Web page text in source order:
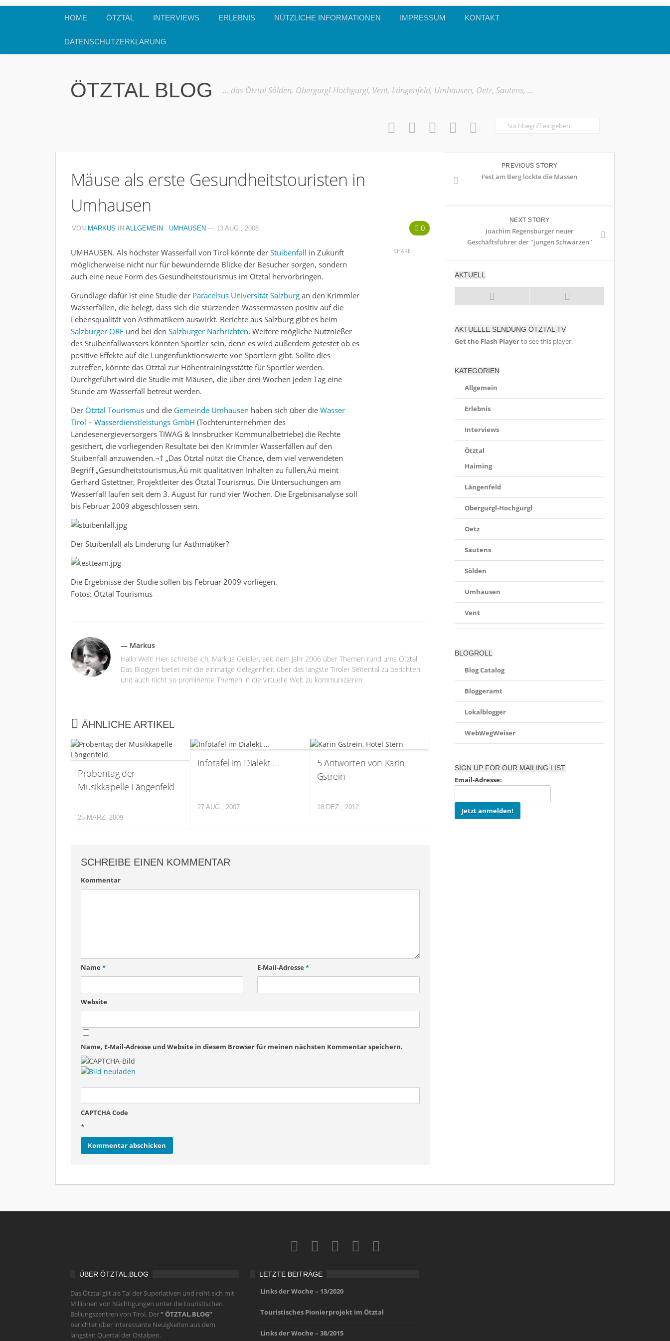
HOME ÖTZTAL INTERVIEWS ERLEBNIS NÜTZLICHE INFORMATIONEN IMPRESSUM KONTAKT
DATENSCHUTZERKLÄRUNG
ÖTZTAL BLOG … das Ötztal Sölden, Obergurgl-Hochgurgl, Vent, Längenfeld, Umhausen, Oetz, Sautens, …
Mäuse als erste Gesundheitstouristen in
Umhausen
0
VON MARKUS IN ALLGEMEIN · UMHAUSEN — 13 AUG., 2008
UMHAUSEN. Als höchster Wasserfall von Tirol könnte der Stuibenfall in Zukunft
möglicherweise nicht nur für bewundernde Blicke der Besucher sorgen, sondern
auch eine neue Form des Gesundheitstourismus im Ötztal hervorbringen.
Grundlage dafür ist eine Studie der Paracelsus Universität Salzburg an den Krimmler
Wasserfällen, die belegt, dass sich die stürzenden Wassermassen positiv auf die
Lebensqualität von Asthmatikern auswirkt. Berichte aus Salzburg gibt es beim
Salzburger ORF und bei den Salzburger Nachrichten. Weitere mögliche Nutznießer
des Stuibenfallwassers könnten Sportler sein, denn es wird außerdem getestet ob es
positive Effekte auf die Lungenfunktionswerte von Sportlern gibt. Sollte dies
zutreffen, könnte das Ötztal zur Höhentrainingsstätte für Sportler werden.
Durchgeführt wird die Studie mit Mäusen, die über drei Wochen jeden Tag eine
Stunde am Wasserfall betreut werden.
Der Ötztal Tourismus und die Gemeinde Umhausen haben sich über die Wasser
Tirol – Wasserdienstleistungs GmbH (Tochterunternehmen des
Landesenergieversorgers TIWAG & Innsbrucker Kommunalbetriebe) die Rechte
gesichert, die vorliegenden Resultate bei den Krimmler Wasserfällen auf den
Stuibenfall anzuwenden.¬† „Das Ötztal nützt die Chance, dem viel verwendeten
Begriff „Gesundheitstourismus‚Äú mit qualitativen Inhalten zu füllen‚Äú meint
Gerhard Gstettner, Projektleiter des Ötztal Tourismus. Die Untersuchungen am
Wasserfall laufen seit dem 3. August für rund vier Wochen. Die Ergebnisanalyse soll
bis Februar 2009 abgeschlossen sein.
Der Stuibenfall als Linderung für Asthmatiker?
Die Ergebnisse der Studie sollen bis Februar 2009 vorliegen.
Fotos: Ötztal Tourismus
SHARE
— Markus
Hallo Welt! Hier schreibe ich, Markus Geisler, seit dem Jahr 2006 über Themen rund ums Ötztal.
Das Bloggen bietet mir die einmalige Gelegenheit über das längste Tiroler Seitental zu berichten
und auch nicht so prominente Themen in die virtuelle Welt zu kommunizieren.
ÄHNLICHE ARTIKEL
Probentag der
Musikkapelle Längenfeld
25 MÄRZ, 2009
Infotafel im Dialekt …
27 AUG., 2007
5 Antworten von Karin
Gstrein
18 DEZ., 2012
SCHREIBE EINEN KOMMENTAR
Kommentar
Name * E-Mail-Adresse *
Website
Name, E-Mail-Adresse und Website in diesem Browser für meinen nächsten Kommentar speichern.
CAPTCHA Code
*
PREVIOUS STORY
Fest am Berg lockte die Massen
NEXT STORY
Joachim Regensburger neuer
Geschäftsführer der "jungen Schwarzen"
AKTUELL
AKTUELLE SENDUNG ÖTZTAL TV
Get the Flash Playerto see this player.
KATEGORIEN
Allgemein
Erlebnis
Interviews
Ötztal
Haiming
Längenfeld
Obergurgl-Hochgurgl
Oetz
Sautens
Sölden
Umhausen
Vent
BLOGROLL
Blog Catalog
Bloggeramt
Lokalblogger
WebWegWeiser
SIGN UP FOR OUR MAILING LIST.
Email-Adresse:
ÜBER ÖTZTAL.BLOG
Das Ötztal gilt als Tal der Superlativen und reiht sich mit
Millionen von Nächtigungen unter die touristischen
Ballungszentren von Tirol. Der“ ÖTZTAL.BLOG”
berichtet über interessante Neuigkeiten aus dem
längsten Quertal der Ostalpen.
LETZTE BEITRÄGE
Links der Woche – 13/2020
Touristisches Pionierprojekt im Ötztal
Links der Woche – 38/2015